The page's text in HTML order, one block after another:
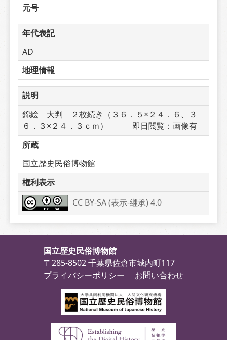
元号
年代表記
AD
地理情報
説明
錦絵　大判　２枚続き（３６．５×２４．６、３
６．３×２４．３ｃｍ）　　　即日閲覧：画像有
所蔵
国立歴史民俗博物館
権利表示
CC BY-SA (表示-継承) 4.0
国立歴史民俗博物館
〒285-8502 千葉県佐倉市城内町117
プライバシーポリシー
お問い合わせ